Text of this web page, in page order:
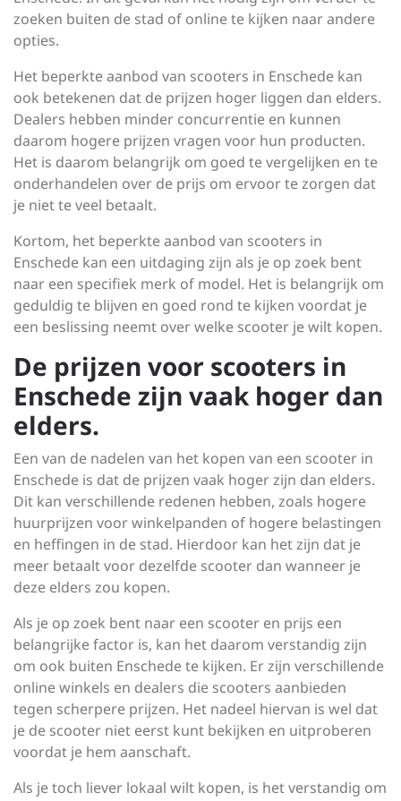
zoeken buiten de stad of online te kijken naar andere
opties.
Het beperkte aanbod van scooters in Enschede kan
ook betekenen dat de prijzen hoger liggen dan elders.
Dealers hebben minder concurrentie en kunnen
daarom hogere prijzen vragen voor hun producten.
Het is daarom belangrijk om goed te vergelijken en te
onderhandelen over de prijs om ervoor te zorgen dat
je niet te veel betaalt.
Kortom, het beperkte aanbod van scooters in
Enschede kan een uitdaging zijn als je op zoek bent
naar een specifiek merk of model. Het is belangrijk om
geduldig te blijven en goed rond te kijken voordat je
een beslissing neemt over welke scooter je wilt kopen.
De prijzen voor scooters in
Enschede zijn vaak hoger dan
elders.
Een van de nadelen van het kopen van een scooter in
Enschede is dat de prijzen vaak hoger zijn dan elders.
Dit kan verschillende redenen hebben, zoals hogere
huurprijzen voor winkelpanden of hogere belastingen
en heffingen in de stad. Hierdoor kan het zijn dat je
meer betaalt voor dezelfde scooter dan wanneer je
deze elders zou kopen.
Als je op zoek bent naar een scooter en prijs een
belangrijke factor is, kan het daarom verstandig zijn
om ook buiten Enschede te kijken. Er zijn verschillende
online winkels en dealers die scooters aanbieden
tegen scherpere prijzen. Het nadeel hiervan is wel dat
je de scooter niet eerst kunt bekijken en uitproberen
voordat je hem aanschaft.
Als je toch liever lokaal wilt kopen, is het verstandig om